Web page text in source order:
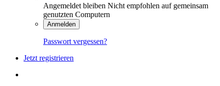
Angemeldet bleiben Nicht empfohlen auf gemeinsam
genutzten Computern
Anmelden
Passwort vergessen?
Jetzt registrieren